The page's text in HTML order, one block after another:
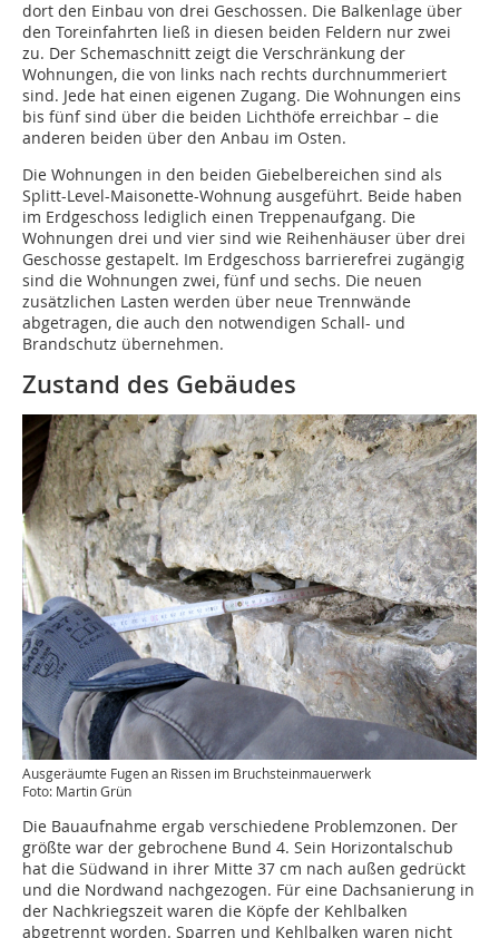
dort den Einbau von drei Geschossen. Die Balkenlage über
den Toreinfahrten ließ in diesen beiden Feldern nur zwei
zu. Der Schemaschnitt zeigt die Verschränkung der
Wohnungen, die von links nach rechts durchnummeriert
sind. Jede hat einen eigenen Zugang. Die Wohnungen eins
bis fünf sind über die beiden Lichthöfe erreichbar – die
anderen beiden über den Anbau im Osten.
Die Wohnungen in den beiden Giebelbereichen sind als
Splitt-Level-Maisonette-Wohnung ausgeführt. Beide haben
im Erdgeschoss lediglich einen Treppenaufgang. Die
Wohnungen drei und vier sind wie Reihenhäuser über drei
Geschosse gestapelt. Im Erdgeschoss barrierefrei zugängig
sind die Wohnungen zwei, fünf und sechs. Die neuen
zusätzlichen Lasten werden über neue Trennwände
abgetragen, die auch den notwendigen Schall- und
Brandschutz übernehmen.
Zustand des Gebäudes
Ausgeräumte Fugen an Rissen im Bruchsteinmauerwerk
Foto: Martin Grün
Die Bauaufnahme ergab verschiedene Problemzonen. Der
größte war der gebrochene Bund 4. Sein Horizontalschub
hat die Südwand in ihrer Mitte 37 cm nach außen gedrückt
und die Nordwand nachgezogen. Für eine Dachsanierung in
der Nachkriegszeit waren die Köpfe der Kehlbalken
abgetrennt worden. Sparren und Kehlbalken waren nicht